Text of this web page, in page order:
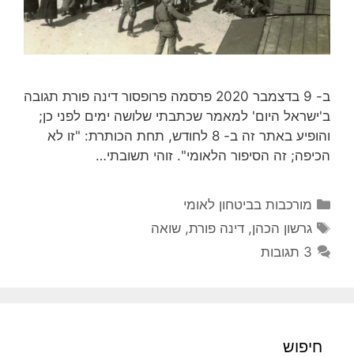
ב- 9 בדצמבר 2020 פרסמה פרופסור דינה פורת תגובה
ב'ישראל היום' למאמר שכתבתי שלושה ימים לפני כן;
והופיע באתר זה ב- 8 לחודש, תחת הכותרת: "זו לא
הכיפה; זה הסיפור הלאומי". זוהי תשובתי…
קטגוריות
מורכבות בביטחון לאומי
תגיות
גרשון הכהן,דינה פורת,שואה
3 תגובות
חיפוש